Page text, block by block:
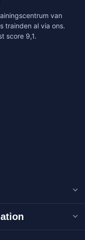
van
trainden al via ons.
score 9,1.